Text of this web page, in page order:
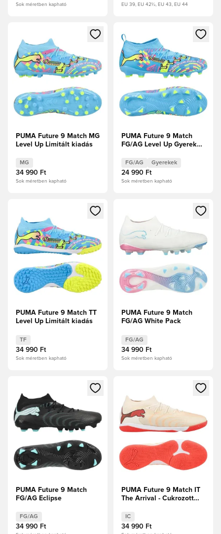
Sok méretben kapható EU 39, EU 42½, EU 43, EU 44
Megnyit egy modált a bejelentkezéshez vagy a tagként
PUMA Future 9 Match MG
Level Up Limitált kiadás
MG
34 990 Ft
Sok méretben kapható
Megnyit egy modált a
PUMA Future 9 Match
FG/AG Level Up Gyerek
FG/AG Gyerekek
24 990 Ft
Sok méretben kapható
Megnyit egy modált a bejelentkezéshez vagy a tagként
PUMA Future 9 Match TT
Level Up Limitált kiadás
TF
34 990 Ft
Sok méretben kapható
Megnyit egy modált a
PUMA Future 9 Match
FG/AG White Pack
FG/AG
34 990 Ft
Sok méretben kapható
Megnyit egy modált a bejelentkezéshez vagy a tagként
PUMA Future 9 Match
FG/AG Eclipse
FG/AG
34 990 Ft
Megnyit egy modált a
PUMA Future 9 Match IT
The Arrival - Cukrozott
Fehér/Ultra Red/PUMA
Fekete
IC
34 990 Ft